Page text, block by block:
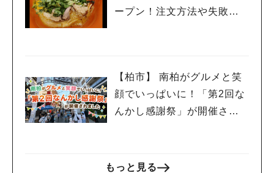
ープン！注文方法や失敗し
【柏市】 南柏がグルメと笑
顔でいっぱいに！「第2回な
んかし感謝祭」が開催され
もっと見る